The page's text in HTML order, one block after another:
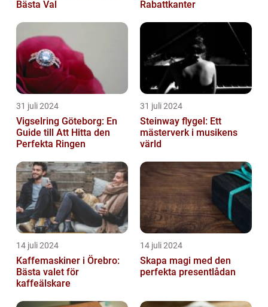
Bästa Val
Rabattkanter
31 juli 2024
Vigselring Göteborg: En
Guide till Att Hitta den
Perfekta Ringen
31 juli 2024
Steinway flygel: Ett
mästerverk i musikens
värld
14 juli 2024
Kaffemaskiner i Örebro:
Bästa valet för
kaffeälskare
14 juli 2024
Skapa magi med den
perfekta presentlådan